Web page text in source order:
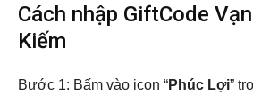
Cách nhập GiftCode
Kiếm
Bước 1: Bấm vào icon “Phúc Lợi”